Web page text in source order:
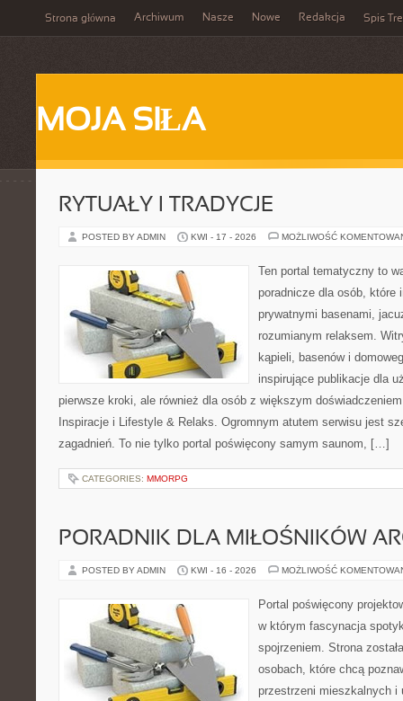
Strona główna Archiwum Nasze Nowe Redakcja Spis
MOJA SIŁA
RYTUAŁY I TRADYCJE
POSTED BY ADMIN KWI - 17 - 2026 MOŻLIWOŚĆ
Ten portal tematyczny to
poradnicze dla osób, które
prywatnymi basenami,
rozumianym relaksem.
kąpieli, basenów i
inspirujące publikacje dla
pierwsze kroki, ale również dla osób z większym
Inspiracje i Lifestyle & Relaks. Ogromnym atutem serwisu jest
zagadnień. To nie tylko portal poświęcony samym saunom, […]
CATEGORIES: MMORPG
PORADNIK DLA MIŁOŚNIKÓW
POSTED BY ADMIN KWI - 16 - 2026 MOŻLIWOŚĆ
Portal poświęcony
w którym fascynacja
spojrzeniem. Strona
osobach, które chcą
przestrzeni mieszkalnych i